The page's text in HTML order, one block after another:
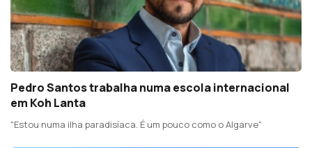
Pedro Santos trabalha numa escola internacional
em Koh Lanta
"Estou numa ilha paradisíaca. É um pouco como o Algarve"